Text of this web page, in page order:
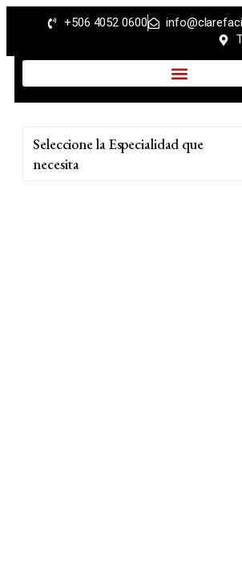
+506 4052 0600
Seleccione la Especialidad que
necesita